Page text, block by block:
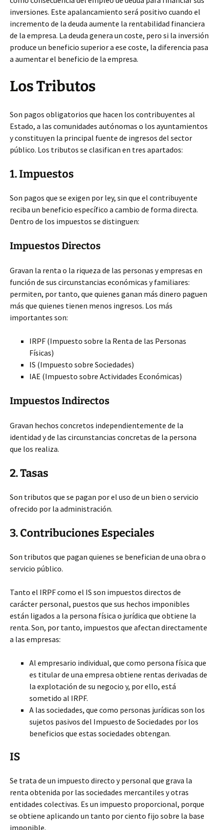
inversiones. Este apalancamiento será positivo cuando el
incremento de la deuda aumente la rentabilidad financiera
de la empresa. La deuda genera un coste, pero si la inversión
produce un beneficio superior a ese coste, la diferencia pasa
a aumentar el beneficio de la empresa.
Los Tributos
Son pagos obligatorios que hacen los contribuyentes al
Estado, a las comunidades autónomas o los ayuntamientos
y constituyen la principal fuente de ingresos del sector
público. Los tributos se clasifican en tres apartados:
1. Impuestos
Son pagos que se exigen por ley, sin que el contribuyente
reciba un beneficio específico a cambio de forma directa.
Dentro de los impuestos se distinguen:
Impuestos Directos
Gravan la renta o la riqueza de las personas y empresas en
función de sus circunstancias económicas y familiares:
permiten, por tanto, que quienes ganan más dinero paguen
más que quienes tienen menos ingresos. Los más
importantes son:
IRPF (Impuesto sobre la Renta de las Personas
Físicas)
IS (Impuesto sobre Sociedades)
IAE (Impuesto sobre Actividades Económicas)
Impuestos Indirectos
Gravan hechos concretos independientemente de la
identidad y de las circunstancias concretas de la persona
que los realiza.
2. Tasas
Son tributos que se pagan por el uso de un bien o servicio
ofrecido por la administración.
3. Contribuciones Especiales
Son tributos que pagan quienes se benefician de una obra o
servicio público.
Tanto el IRPF como el IS son impuestos directos de
carácter personal, puestos que sus hechos imponibles
están ligados a la persona física o jurídica que obtiene la
renta. Son, por tanto, impuestos que afectan directamente
a las empresas:
Al empresario individual, que como persona física que
es titular de una empresa obtiene rentas derivadas de
la explotación de su negocio y, por ello, está
sometido al IRPF.
A las sociedades, que como personas jurídicas son los
sujetos pasivos del Impuesto de Sociedades por los
beneficios que estas sociedades obtengan.
IS
Se trata de un impuesto directo y personal que grava la
renta obtenida por las sociedades mercantiles y otras
entidades colectivas. Es un impuesto proporcional, porque
se obtiene aplicando un tanto por ciento fijo sobre la base
imponible.